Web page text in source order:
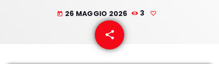
today 26 MAGGIO 2026 3
share
email